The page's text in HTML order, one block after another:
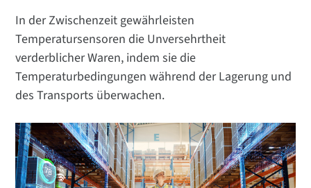
In der Zwischenzeit gewährleisten
Temperatursensoren die Unversehrtheit
verderblicher Waren, indem sie die
Temperaturbedingungen während der Lagerung und
des Transports überwachen.